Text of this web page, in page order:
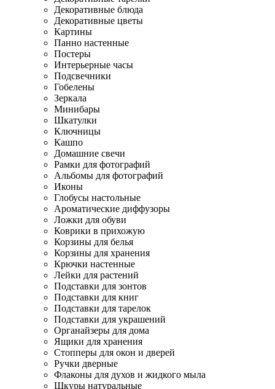
Декоративные блюда
Декоративные цветы
Картины
Панно настенные
Постеры
Интерьерные часы
Подсвечники
Гобелены
Зеркала
Минибары
Шкатулки
Ключницы
Кашпо
Домашние свечи
Рамки для фотографий
Альбомы для фотографий
Иконы
Глобусы настольные
Ароматические диффузоры
Ложки для обуви
Коврики в прихожую
Корзины для белья
Корзины для хранения
Крючки настенные
Лейки для растений
Подставки для зонтов
Подставки для книг
Подставки для тарелок
Подставки для украшений
Органайзеры для дома
Ящики для хранения
Стопперы для окон и дверей
Ручки дверные
Флаконы для духов и жидкого мыла
Шкуры натуральные